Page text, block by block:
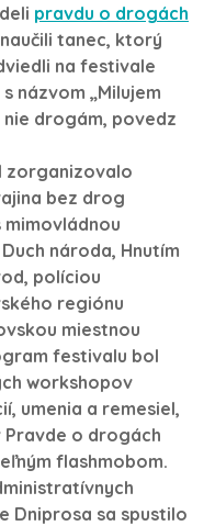
pravdu o drogách
tanec, ktorý
na festivale
názvom „Milujem
drogám, povedz
zorganizovalo
bez drog
mimovládnou
národa, Hnutím
políciou
regiónu
miestnou
festivalu bol
workshopov
umenia a remesiel,
Pravde o drogách
flashmobom.
Dniprosa sa spustilo